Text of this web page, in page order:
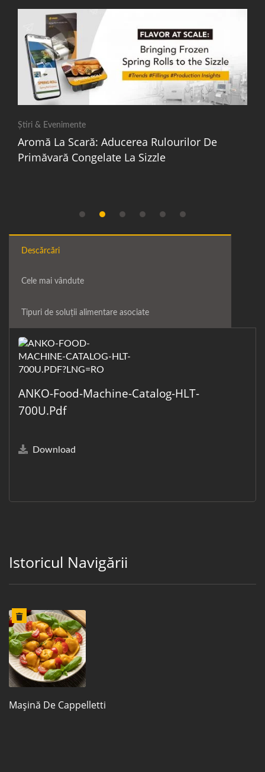
Știri & Evenimente
Aromă La Scară: Aducerea Rulourilor De
Primăvară Congelate La Sizzle
Descărcări
Cele mai vândute
Tipuri de soluții alimentare asociate
ANKO-Food-Machine-Catalog-HLT-
700U.pdf
Download
Istoricul Navigării
Mașină De Cappelletti